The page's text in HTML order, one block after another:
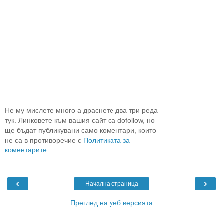
Не му мислете много а драснете два три реда
тук. Линковете към вашия сайт са dofollow, но
ще бъдат публикувани само коментари, които
не са в противоречие с Политиката за
коментарите
‹ ›
Начална страница
Преглед на уеб версията